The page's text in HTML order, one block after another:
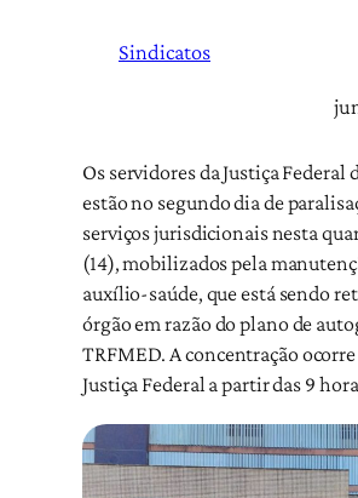
Sindicatos
Os servidores da Justiça Federal
estão no segundo dia de
serviços jurisdicionais nesta
(14), mobilizados pela
auxílio-saúde, que está sendo
órgão em razão do plano de
TRFMED. A concentração
Justiça Federal a partir das 9